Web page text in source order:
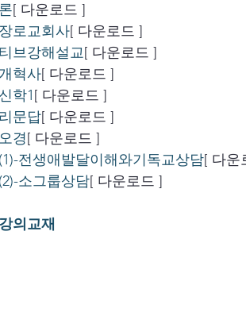
[ 다운로드 ]
로교회사[ 다운로드 ]
브강해설교[ 다운로드 ]
혁사[ 다운로드 ]
학1[ 다운로드 ]
문답[ 다운로드 ]
경[ 다운로드 ]
전생애발달이해와기독교상담[ 다운
소그룹상담[ 다운로드 ]
의교재